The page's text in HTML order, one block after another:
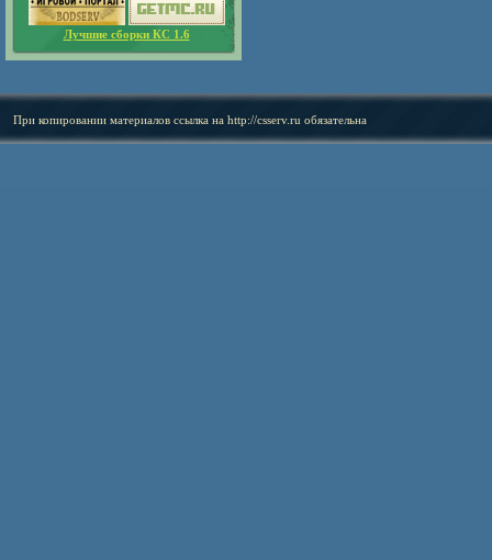
Лучшие сборки КС 1.6
При копировании материалов ссылка на http://csserv.ru обязательна